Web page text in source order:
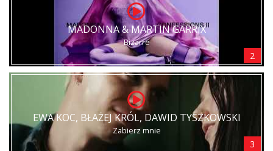
MADONNA & MARTIN GARRIX
Bizarre
2
EWA KOC, BŁAŻEJ KRÓL, DAWID TYSZKOWSKI
Zabierz mnie
3